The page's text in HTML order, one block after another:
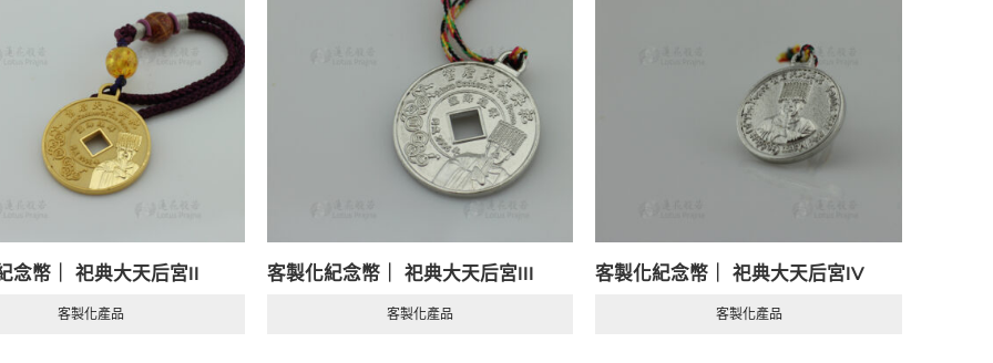
念幣｜ 祀典大天后宮II
客製化產品
客製化紀念幣｜ 祀典大天后宮III
客製化產品
客製化紀念幣｜ 祀典大天后宮IV
客製化產品